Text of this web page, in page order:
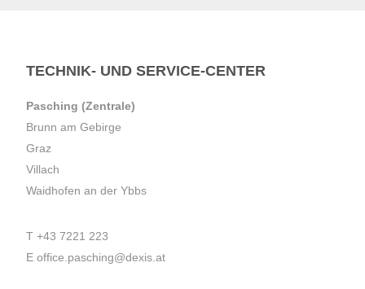
TECHNIK- UND SERVICE-CENTER
Pasching (Zentrale)
Brunn am Gebirge
Graz
Villach
Waidhofen an der Ybbs
T +43 7221 223
E office.pasching@dexis.at